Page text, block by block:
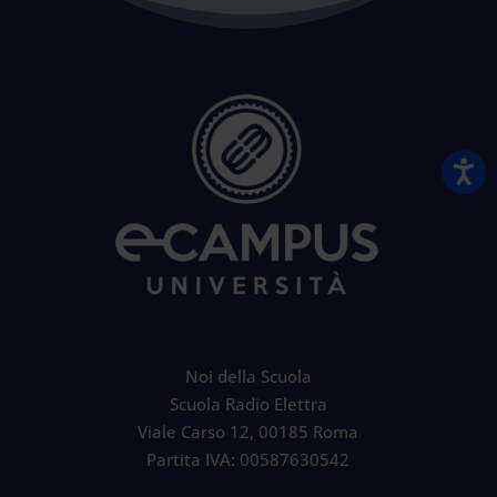
Noi della Scuola
Scuola Radio Elettra
Viale Carso 12, 00185 Roma
Partita IVA: 00587630542